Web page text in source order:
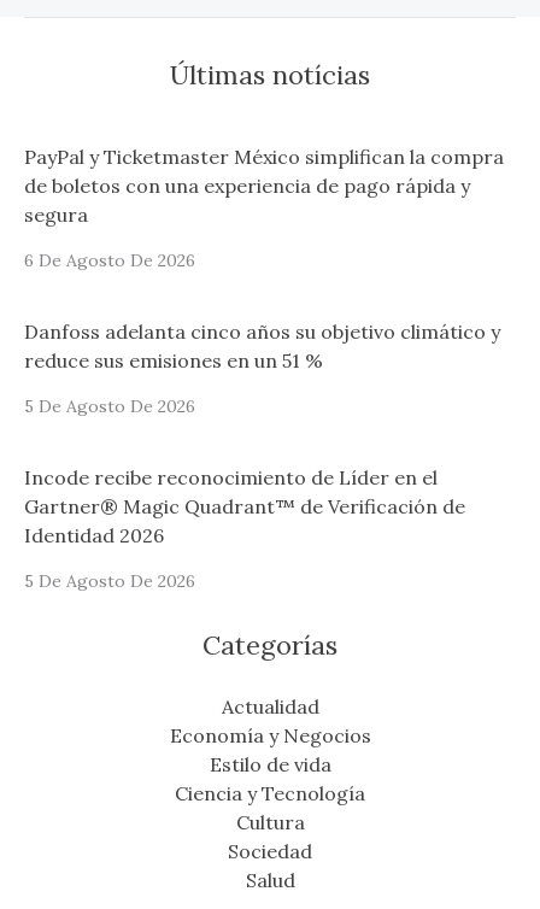
Últimas notícias
PayPal y Ticketmaster México simplifican la compra
de boletos con una experiencia de pago rápida y
segura
6 De Agosto De 2026
Danfoss adelanta cinco años su objetivo climático y
reduce sus emisiones en un 51 %
5 De Agosto De 2026
Incode recibe reconocimiento de Líder en el
Gartner® Magic Quadrant™ de Verificación de
Identidad 2026
5 De Agosto De 2026
Categorías
Actualidad
Economía y Negocios
Estilo de vida
Ciencia y Tecnología
Cultura
Sociedad
Salud